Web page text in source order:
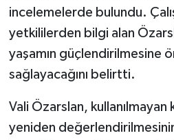
incelemelerde bulundu.
yetkililerden bilgi alan
yaşamın güçlendirilmesine
sağlayacağını belirtti.
Vali Özarslan, kullanılmayan
yeniden
HABERDE İNSAN
İNSAN
İş Dünyası
Jandarma